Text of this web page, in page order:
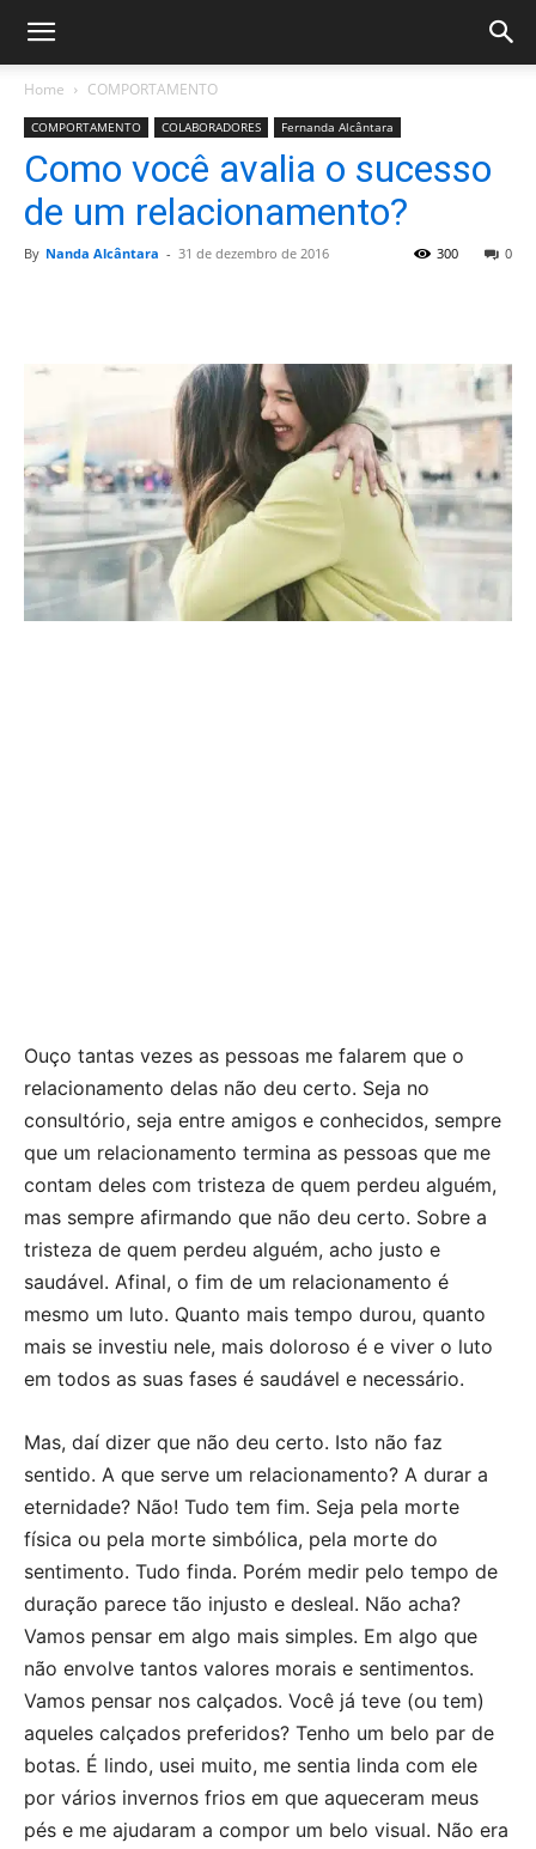
Home COMPORTAMENTO
COMPORTAMENTO COLABORADORES Fernanda Alcântara
Como você avalia o sucesso
de um relacionamento?
By Nanda Alcântara - 31 de dezembro de 2016 0
300
Ouço tantas vezes as pessoas me falarem que o
relacionamento delas não deu certo. Seja no
consultório, seja entre amigos e conhecidos, sempre
que um relacionamento termina as pessoas que me
contam deles com tristeza de quem perdeu alguém,
mas sempre afirmando que não deu certo. Sobre a
tristeza de quem perdeu alguém, acho justo e
saudável. Afinal, o fim de um relacionamento é
mesmo um luto. Quanto mais tempo durou, quanto
mais se investiu nele, mais doloroso é e viver o luto
em todos as suas fases é saudável e necessário.
Mas, daí dizer que não deu certo. Isto não faz
sentido. A que serve um relacionamento? A durar a
eternidade? Não! Tudo tem fim. Seja pela morte
física ou pela morte simbólica, pela morte do
sentimento. Tudo finda. Porém medir pelo tempo de
duração parece tão injusto e desleal. Não acha?
Vamos pensar em algo mais simples. Em algo que
não envolve tantos valores morais e sentimentos.
Vamos pensar nos calçados. Você já teve (ou tem)
aqueles calçados preferidos? Tenho um belo par de
botas. É lindo, usei muito, me sentia linda com ele
por vários invernos frios em que aqueceram meus
pés e me ajudaram a compor um belo visual. Não era